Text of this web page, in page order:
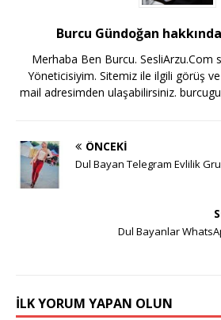
Burcu Gündoğan hakkında
Merhaba Ben Burcu. SesliArzu.Com
Yöneticisiyim. Sitemiz ile ilgili görüş
mail adresimden ulaşabilirsiniz.
ÖNCEKI
Dul Bayan Telegram Evlilik
Dul Bayanlar
İLK YORUM YAPAN OLUN